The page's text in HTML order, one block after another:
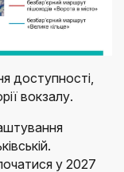
доступності,
вокзалу.
у 2027